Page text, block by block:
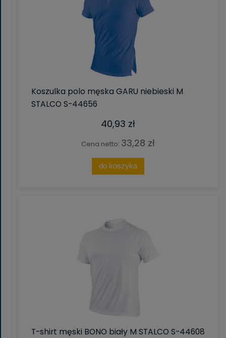
Koszulka polo męska GARU niebieski M
STALCO S-44656
40,93 zł
Cena netto: 33,28 zł
do koszyka
T-shirt męski BONO biały M STALCO S-44608